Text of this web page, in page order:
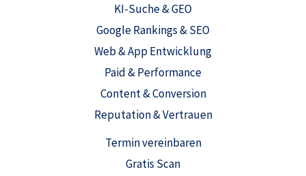
KI-Suche & GEO
Google Rankings & SEO
Web & App Entwicklung
Paid & Performance
Content & Conversion
Reputation & Vertrauen
Termin vereinbaren
Gratis Scan